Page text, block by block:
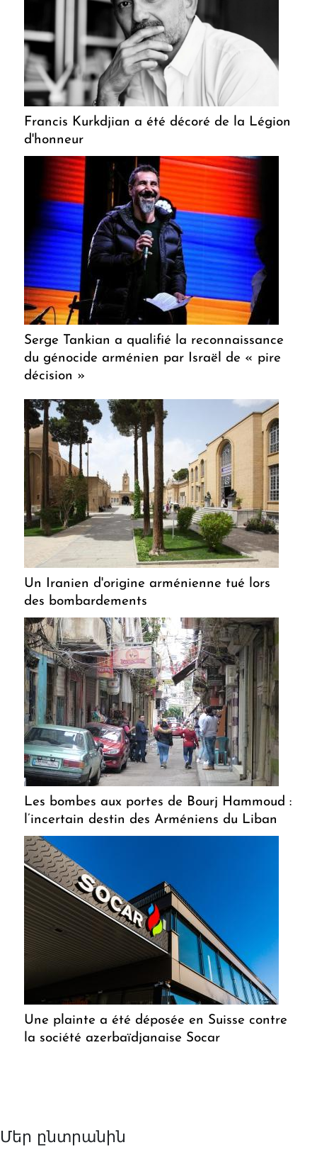
Francis Kurkdjian a été décoré de la Légion
d'honneur
Serge Tankian a qualifié la reconnaissance
du génocide arménien par Israël de « pire
décision »
Un Iranien d'origine arménienne tué lors
des bombardements
Les bombes aux portes de Bourj Hammoud :
l’incertain destin des Arméniens du Liban
Une plainte a été déposée en Suisse contre
la société azerbaïdjanaise Socar
Մեր ընտրանին